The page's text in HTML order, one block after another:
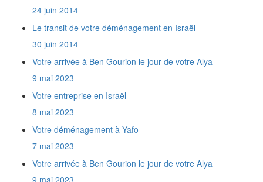
Home Cinémas. Comment serons-nous taxés
A partir de combien de temps est-on
considéré comme citoyen de retour ?
Desservez-vous tout Israël ?
Je n'ai ni affaires neuves, ni appareils
taxes de douane en Israël ?
Est-ce que je dois me déplacer quelque part
Est-il nécessaire d'utiliser des réfrigérateurs
Comment obtenir une Téoudath Zéouth ?
Comment obtenir le permis de conduire
24 juin 2014
Le transit de votre déménagement en Israël
30 juin 2014
Votre arrivée à Ben Gourion le jour de votre Alya
9 mai 2023
Votre entreprise en Israël
8 mai 2023
Votre déménagement à Yafo
7 mai 2023
Votre arrivée à Ben Gourion le jour de votre Alya
9 mai 2023